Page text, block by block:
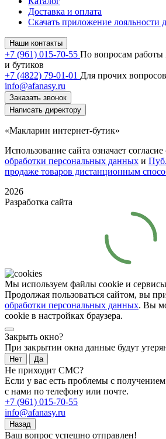
Доставка и оплата
Скачать приложение лояльности
Наши контакты
+7 (961) 015-70-55 По вопросам работы
и бутиков
+7 (4822) 79-01-01 Для прочих вопросов
info@afanasy.ru
Заказать звонок
Написать директору
«Макларин интернет-бутик»
Использование сайта означает согласие
обработки персональных данных и
продаже товаров дистанционным
2026
Разработка сайта
Мы используем файлы cookie и
Продолжая пользоваться сайтом, вы
обработки персональных данных. Вы
cookie в настройках браузера.
Закрыть окно?
При закрытии окна данные будут
Нет Да
Не приходит СМС?
Если у вас есть проблемы с
с нами по телефону или почте.
+7 (961) 015-70-55
info@afanasy.ru
Назад
Ваш вопрос успешно отправлен!